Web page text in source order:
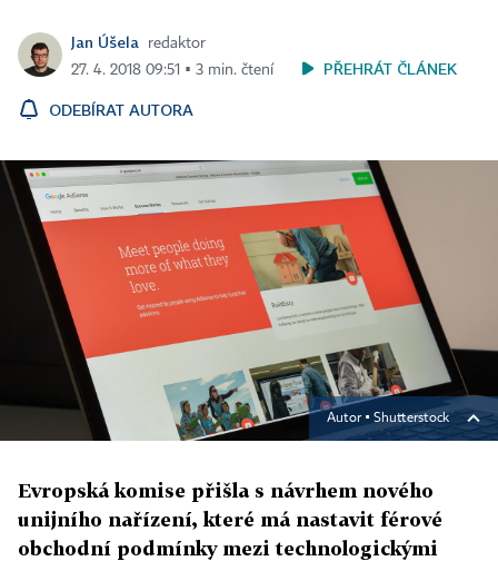
Jan Úšela
redaktor
27. 4. 2018 09:51 ▪ 3 min. čtení
PŘEHRÁT ČLÁNEK
ODEBÍRAT AUTORA
Autor ▪ Shutterstock
Evropská komise přišla s návrhem nového
unijního nařízení, které má nastavit férové
obchodní podmínky mezi technologickými